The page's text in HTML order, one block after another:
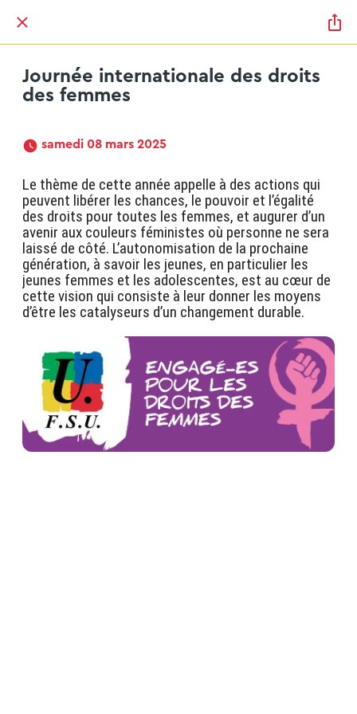
Journée internationale des droits
des femmes
samedi 08 mars 2025
Le thème de cette année appelle à des actions qui
peuvent libérer les chances, le pouvoir et l’égalité
des droits pour toutes les femmes, et augurer d’un
avenir aux couleurs féministes où personne ne sera
laissé de côté. L’autonomisation de la prochaine
génération, à savoir les jeunes, en particulier les
jeunes femmes et les adolescentes, est au cœur de
cette vision qui consiste à leur donner les moyens
d’être les catalyseurs d’un changement durable.